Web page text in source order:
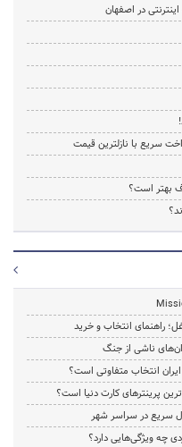
در اصفهان
سریع با نازلترین قیمت
بهتر است؟
راهنمای انتخاب و خرید
انتخاب متفاوتی است؟
سریع در سراسر شهر
چه ویژگی‌هایی دارد؟